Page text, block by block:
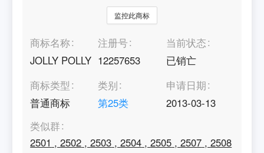
监控此商标
商标名称
JOLLY POLLY
注册号
12257653
当前状态
已销亡
商标类型
普通商标
类别
第25类
申请日期
2013-03-13
类似群
2501 ,2502 ,2503 ,2504 ,2505 ,2507 ,2508